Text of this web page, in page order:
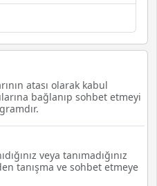
atası olarak kabul
bağlanıp sohbet etmeyi
veya tanımadığınız
tanışma ve sohbet etmeye